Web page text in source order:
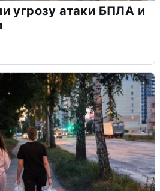
угрозу атаки БПЛА и